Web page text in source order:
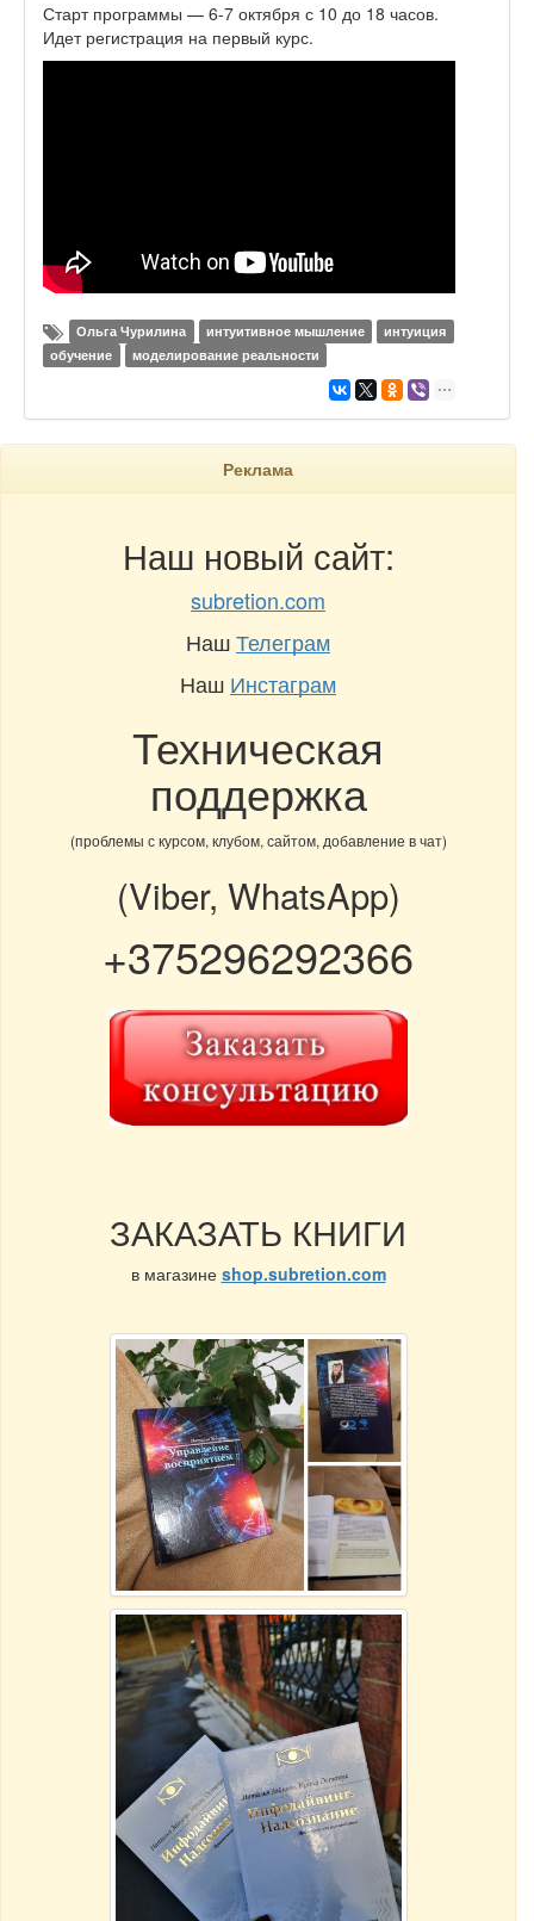
Старт программы — 6-7 октября с 10 до 18 часов.
Идет регистрация на первый курс.
Ольга Чурилина интуитивное мышление
интуиция
обучение
моделирование реальности
Реклама
Наш новый сайт:
subretion.com
НашТелеграм
Наш Инстаграм
Техническая
поддержка
(проблемы с курсом, клубом, сайтом, добавление в чат)
(Viber, WhatsApp)
+375296292366
ЗАКАЗАТЬ КНИГИ
в магазине shop.subretion.com